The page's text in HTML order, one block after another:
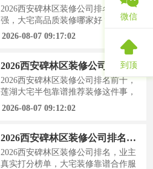
心的房子。最近后台收到不少西安业
主的私信，问得最多的就是未央区大
才能不被
2026西安碑林区装修公司排名前十
强，大宅高品质装修哪家好？先施工
后付款零套路装修这件事，踩过坑的
人才知道有多痛。尤其是大宅装修，
动辄几十上百万的投入，一旦遇上工
艺差、增项多、付款后被拿捏的装修
公司，那真是花钱买罪受。最近后台
收到很多西安业主的私信，都在问同
底哪家靠谱
2026-08-07 09:17:02
2026西安碑林区装修公司排名前十，莲湖大宅半包靠谱推荐
2026西安碑林区装修公司排名前十，
莲湖大宅半包靠谱推荐装修这件事，
没经历过的人永远不知道水有多深。
则增项加到崩溃，重则住进去天天跟
墙面裂缝、水电跳闸较劲。今天这篇
测评，不玩虚的，直接拿西安市消协
2026-08-07 09:12:02
2026西安碑林区装修公司排名，业主真实打分榜单，大宅装修靠谱合作服务商
2026西安碑林区装修公司排名，业主
真实打分榜单，大宅装修靠谱合作服
微信
到顶